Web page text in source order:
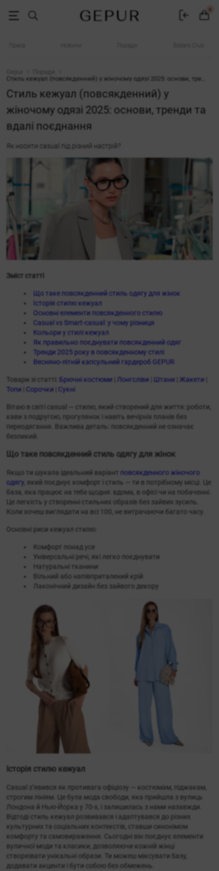
Стиль кежуал (повсякденний) у
жіночому одязі 2025: основи, тренди та
вдалі поєднання
Як носити casual під різний настрій?
Зміст статті
Що таке повсякденний стиль одягу для жінок
Історія стилю кежуал
Основні елементи повсякденного стилю
Casual vs Smart-casual: у чому різниця
Кольори у стилі кежуал
Як правильно поєднувати повсякденний одяг
Тренди 2025 року в повсякденному стилі
Весняно-літній капсульний гардероб GEPUR
Товари зі статті: Брючні костюми Лонгсліви Штани Жакети
Топи
Сорочки Сукні
Вітаю в світі casual — стилю, який створений для життя: роботи,
кави з подругою, прогулянок і навіть вечірніх планів без
переодягання. Важлива деталь: повсякденний не означає
безликий.
Що таке повсякденний стиль одягу для жінок
Якщо ти шукала ідеальний варіант повсякденного жіночого
одягу , який поєднує комфорт і стиль — ти в потрібному місці. Це
база, яка працює на тебе щодня: вдома, в офісі чи на побаченні.
Це легкість у створенні стильних образів без зайвих зусиль.
Коли хочеш виглядати на всі 100, не витрачаючи багато часу.
Основні риси кежуал стилю:
Комфорт понад усе
Універсальні речі, які легко поєднувати
Натуральні тканини
Вільний або напівприталений крій
Лаконічний дизайн без зайвого декору
Історія стилю кежуал
Casual з’явився як противага офіціозу — костюмам, піджакам,
строгим лініям. Це була мода свободи, яка прийшла з вулиць
Лондона й Нью-Йорка у 70-х, і залишилась з нами назавжди.
Відтоді стиль кежуал розвивався і адаптувався до різних
культурних та соціальних контекстів, ставши синонімом
комфорту та самовираження. Сьогодні він поєднує елементи
вуличної моди та класики, дозволяючи кожній жінці
створювати унікальні образи. Ти можеш міксувати базу,
додавати акценти і бути собою без обмежень.